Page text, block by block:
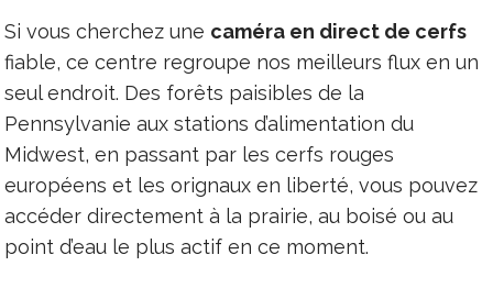
Si vous cherchez une caméra en direct de cerfs
fiable, ce centre regroupe nos meilleurs flux en un
seul endroit. Des forêts paisibles de la
Pennsylvanie aux stations d’alimentation du
Midwest, en passant par les cerfs rouges
européens et les orignaux en liberté, vous pouvez
accéder directement à la prairie, au boisé ou au
point d’eau le plus actif en ce moment.